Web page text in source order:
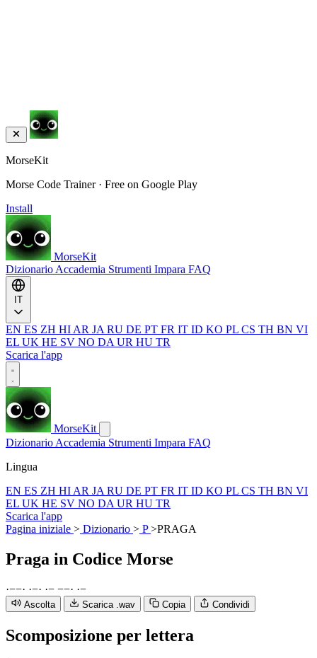
MorseKit
Morse Code Trainer · Free on Google Play
Install
MorseKit
Dizionario Accademia Strumenti Impara FAQ
EN ES ZH HI AR JA RU DE PT FR IT ID KO PL CS TH BN VI
EL UK HE SV NO DA UR HU TR
Scarica l'app
MorseKit
Dizionario Accademia Strumenti Impara FAQ
Lingua
EN ES ZH HI AR JA RU DE PT FR IT ID KO PL CS TH BN VI
EL UK HE SV NO DA UR HU TR
Scarica l'app
Pagina iniziale > Dizionario > P>PRAGA
Praga in Codice Morse
·−−· ·−· ·− −−· ·−
Ascolta Scarica .wav Copia Condividi
Scomposizione per lettera